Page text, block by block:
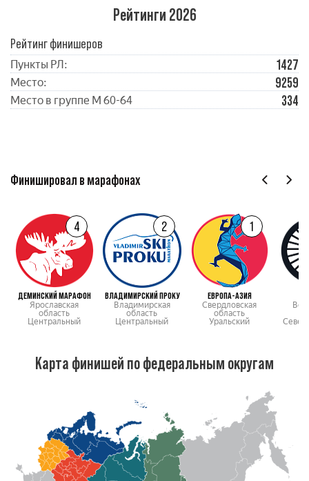
Рейтинги 2026
Рейтинг финишеров
Пункты РЛ: 1427
Место: 9259
Место в группе М 60-64 334
Финишировал в марафонах
4
ДЕМИНСКИЙ МАРАФОН
Ярославская
область
Центральный
2
ВЛАДИМИРСКИЙ ПРОКУ
Владимирская
область
Центральный
1
ЕВРОПА-АЗИЯ
Свердловская
область
Уральский
Карта финишей по федеральным округам